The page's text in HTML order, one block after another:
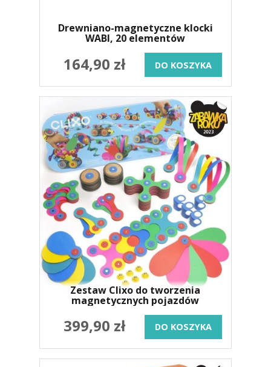
Drewniano-magnetyczne klocki
WABI, 20 elementów
164,90 zł DO KOSZYKA
Zestaw Clixo do tworzenia
magnetycznych pojazdów
399,90 zł DO KOSZYKA